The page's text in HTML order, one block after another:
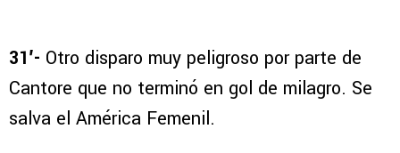
31′- Otro disparo muy peligroso por parte de
Cantore que no terminó en gol de milagro. Se
salva el América Femenil.